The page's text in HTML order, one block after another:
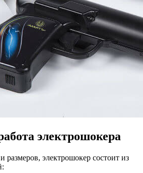
электрошокера
электрошокер состоит из